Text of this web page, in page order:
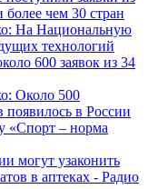
чем 30 стран
На Национальную
технологий
600 заявок из 34
Около 500
появилось в России
«Спорт – норма
могут узаконить
в аптеках - Радио